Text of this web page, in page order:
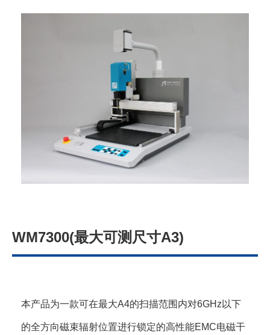
WM7300(最大可测尺寸A3)
本产品为一款可在最大A4的扫描范围内对6GHz以下
的全方向磁束辐射位置进行锁定的高性能EMC电磁干